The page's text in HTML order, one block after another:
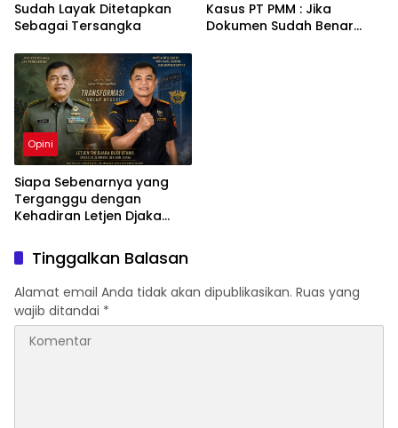
Sudah Layak Ditetapkan
Sebagai Tersangka
Kasus PT PMM : Jika
Dokumen Sudah Benar
Opini
Siapa Sebenarnya yang
Terganggu dengan
Kehadiran Letjen Djaka
sebagai Dirjen Bea Cukai?
Tinggalkan Balasan
Alamat email Anda tidak akan dipublikasikan. Ruas yang
wajib ditandai *